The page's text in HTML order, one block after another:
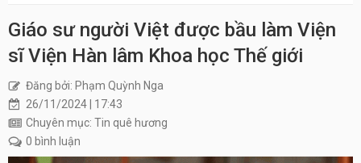
Giáo sư người Việt được bầu làm Viện
sĩ Viện Hàn lâm Khoa học Thế giới
Đăng bởi: Phạm Quỳnh Nga
26/11/2024 | 17:43
Chuyên mục: Tin quê hương
0 bình luận